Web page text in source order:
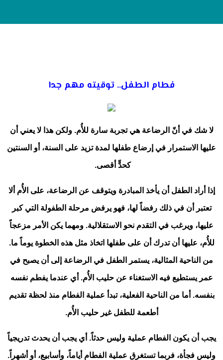
فطام الطفل.. توقيته مهم جدا
لا شك في أنّ الرضاعة هي تجربة سارة للأُم. ولكن هذا لا يعني أن
عليها الاستمرار في إرضاع طفلها لمدة تزيد على السنة، أو السنتين
كحدٍّ أقصى.
إذا أراد الطفل أن يأخذ المبادرة ويتوقف عن الرضاعة، على الأُم ألا
تعتبر أن في ذلك رفضاً لها، فهو يرفض مرحلة الطفولة التي كبر
عليها، ويرغب في التقدم نحو الاستقلالية. ومهما يكن الأمر مزعجاً
للأُم، عليها أن تدرك أن على طفلها اتخاذ مثل هذه الخطوة يوماً ما.
من الناحية المثالية، يستمر الطفل في الرضاعة إلى أن يصبح في
عمر يستطيع فيه الاستغناء عن حليب الأُم. أي عندما يفطم نفسه
بنفسه. أما من الناحية الفعلية، تبدأ عملية الفطام منذ لحظة تقديم
أطعمة للطفل غير حليب الأُم.
يجب أن يكون الفطام عملية وليس حدثاً. أي يجب أن يحدث تدريجياً
وليس فجأة، فربما تستغرق عملية الفطام أياماً، وأسابيع، أو أشهراً.